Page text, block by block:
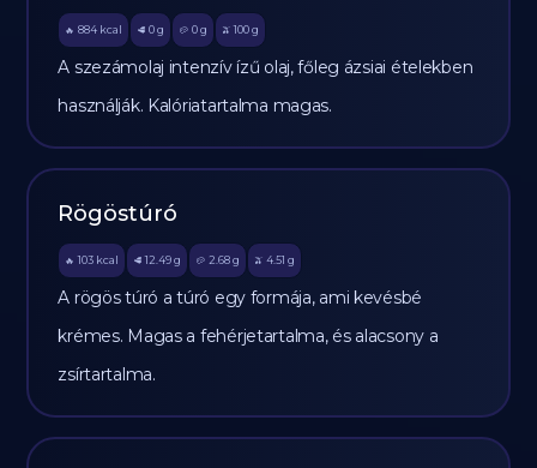
🔥 884 kcal 🥩 0 g 🥔 0g 🫒 100 g
A szezámolaj intenzív ízű olaj, főleg ázsiai ételekben
használják. Kalóriatartalma magas.
Rögöstúró
🔥 103 kcal 🥩 12.49 g 🥔 2.68g 🫒 4.51 g
A rögös túró a túró egy formája, ami kevésbé
krémes. Magas a fehérjetartalma, és alacsony a
zsírtartalma.